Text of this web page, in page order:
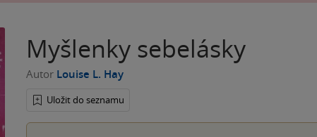
Myšlenky sebelásky
Autor Louise L. Hay
Uložit do seznamu